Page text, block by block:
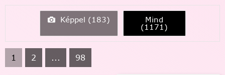
Képpel (183) Mind
(1171)
1 2 ... 98